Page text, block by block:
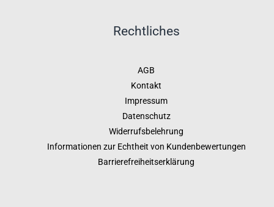
Rechtliches
AGB
Kontakt
Impressum
Datenschutz
Widerrufsbelehrung
Informationen zur Echtheit von Kundenbewertungen
Barrierefreiheitserklärung